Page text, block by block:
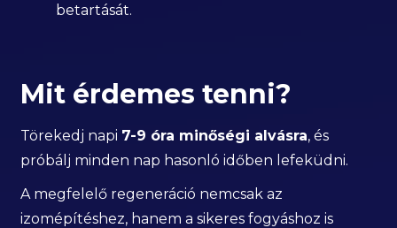
betartását.
Mit érdemes tenni?
Törekedj napi 7-9 óra minőségi alvásra, és
próbálj minden nap hasonló időben lefeküdni.
A megfelelő regeneráció nemcsak az
izomépítéshez, hanem a sikeres fogyáshoz is